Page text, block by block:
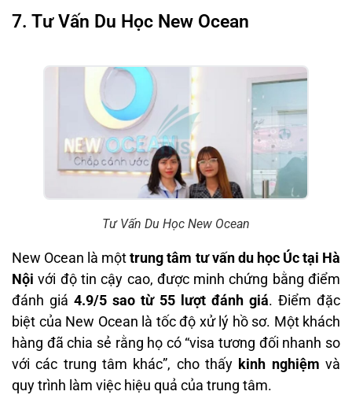
7. Tư Vấn Du Học New Ocean
Tư Vấn Du Học New Ocean
New Ocean là mộttrung tâm tư vấn du học Úc tại Hà
Nội với độ tin cậy cao, được minh chứng bằng điểm
đánh giá 4.9/5 sao từ 55 lượt đánh giá. Điểm đặc
biệt của New Ocean là tốc độ xử lý hồ sơ. Một khách
hàng đã chia sẻ rằng họ có “visa tương đối nhanh so
với các trung tâm khác”, cho thấy kinh nghiệm và
quy trình làm việc hiệu quả của trung tâm.